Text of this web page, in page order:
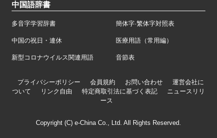
中国語辞書
多音字学習辞書 簡体字·繁体字対照表
中国の祝日・連休 医療用語（常用編）
新型コロナウイルス関連用語 音節表
プライバシーポリシー 会員規約 お問い合わせ
運営会社に
ついて
リンク自由 特定商取引法に基づく表記
ニュースリリ
ース
Copyright (C) e-China Co., Ltd. All Rights Reserved.